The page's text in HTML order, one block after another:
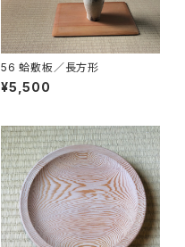
56 蛤敷板／長方形
¥5,500